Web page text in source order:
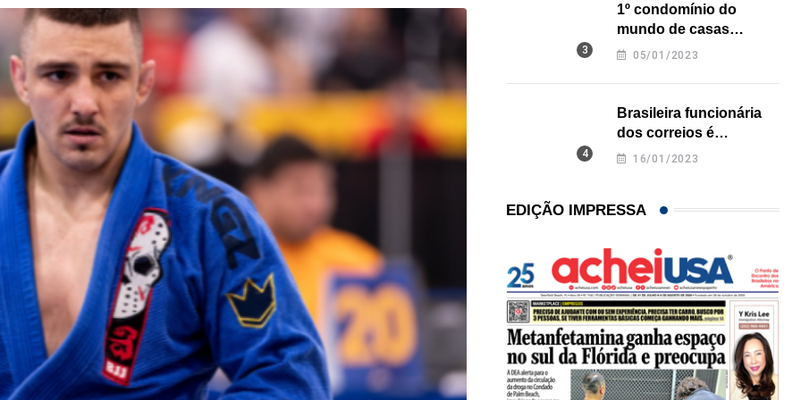
1º condomínio do
mundo de casas
impressas em 3D é
05/01/2023
Brasileira funcionária
dos correios é
assassinada a facadas
16/01/2023
EDIÇÃO IMPRESSA